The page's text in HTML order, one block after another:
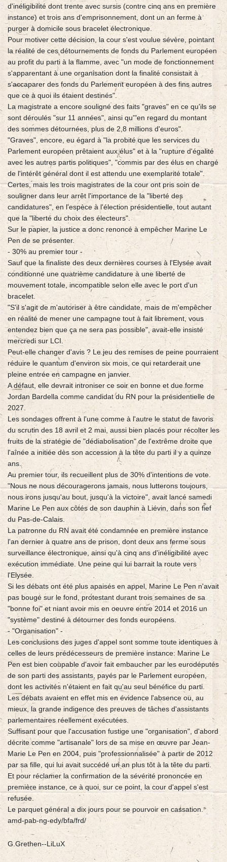
d'inéligibilité dont trente avec sursis (contre cinq ans en première
instance) et trois ans d'emprisonnement, dont un an ferme à
purger à domicile sous bracelet électronique.
Pour motiver cette décision, la cour s'est voulue sévère, pointant
la réalité de ces détournements de fonds du Parlement européen
au profit du parti à la flamme, avec "un mode de fonctionnement
s'apparentant à une organisation dont la finalité consistait à
s'accaparer des fonds du Parlement européen à des fins autres
que ce à quoi ils étaient destinés".
La magistrate a encore souligné des faits "graves" en ce qu'ils se
sont déroulés "sur 11 années", ainsi qu'"en regard du montant
des sommes détournées, plus de 2,8 millions d'euros".
"Graves", encore, eu égard à "la probité que les services du
Parlement européen prêtaient aux élus" et à la "rupture d'égalité
avec les autres partis politiques", "commis par des élus en chargé
de l'intérêt général dont il est attendu une exemplarité totale".
Certes, mais les trois magistrates de la cour ont pris soin de
souligner dans leur arrêt l'importance de la "liberté des
candidatures", en l'espèce à l'élection présidentielle, tout autant
que la "liberté du choix des électeurs".
Sur le papier, la justice a donc renoncé à empêcher Marine Le
Pen de se présenter.
- 30% au premier tour -
Sauf que la finaliste des deux dernières courses à l'Elysée avait
conditionné une quatrième candidature à une liberté de
mouvement totale, incompatible selon elle avec le port d'un
bracelet.
"S'il s'agit de m'autoriser à être candidate, mais de m'empêcher
en réalité de mener une campagne tout à fait librement, vous
entendez bien que ça ne sera pas possible", avait-elle insisté
mercredi sur LCI.
Peut-elle changer d'avis ? Le jeu des remises de peine pourraient
réduire le quantum d'environ six mois, ce qui retarderait une
pleine entrée en campagne en janvier.
A défaut, elle devrait introniser ce soir en bonne et due forme
Jordan Bardella comme candidat du RN pour la présidentielle de
2027.
Les sondages offrent à l'une comme à l'autre le statut de favoris
du scrutin des 18 avril et 2 mai, aussi bien placés pour récolter les
fruits de la stratégie de "dédiabolisation" de l'extrême droite que
l'aînée a initiée dès son accession à la tête du parti il y a quinze
ans.
Au premier tour, ils recueillent plus de 30% d'intentions de vote.
"Nous ne nous découragerons jamais, nous lutterons toujours,
nous irons jusqu'au bout, jusqu'à la victoire", avait lancé samedi
Marine Le Pen aux côtés de son dauphin à Liévin, dans son fief
du Pas-de-Calais.
La patronne du RN avait été condamnée en première instance
l'an dernier à quatre ans de prison, dont deux ans ferme sous
surveillance électronique, ainsi qu'à cinq ans d'inéligibilité avec
exécution immédiate. Une peine qui lui barrait la route vers
l'Elysée.
Si les débats ont été plus apaisés en appel, Marine Le Pen n'avait
pas bougé sur le fond, protestant durant trois semaines de sa
"bonne foi" et niant avoir mis en oeuvre entre 2014 et 2016 un
"système" destiné à détourner des fonds européens.
- "Organisation" -
Les conclusions des juges d'appel sont somme toute identiques à
celles de leurs prédécesseurs de première instance: Marine Le
Pen est bien coupable d'avoir fait embaucher par les eurodéputés
de son parti des assistants, payés par le Parlement européen,
dont les activités n'étaient en fait qu'au seul bénéfice du parti.
Les débats avaient en effet mis en évidence l'absence ou, au
mieux, la grande indigence des preuves de tâches d'assistants
parlementaires réellement exécutées.
Suffisant pour que l'accusation fustige une "organisation", d'abord
décrite comme "artisanale" lors de sa mise en œuvre par Jean-
Marie Le Pen en 2004, puis "professionnalisée" à partir de 2012
par sa fille, qui lui avait succédé un an plus tôt à la tête du parti.
Et pour réclamer la confirmation de la sévérité prononcée en
première instance, ce à quoi, sur ce point, la cour d'appel s'est
refusée.
Le parquet général a dix jours pour se pourvoir en cassation.
amd-pab-ng-edy/bfa/frd/
G.Grethen--LiLuX